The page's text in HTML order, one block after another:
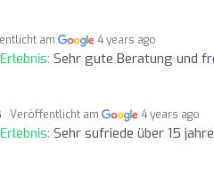
am 4 years ago
Sehr gute Beratung und
Veröffentlicht am 4 years ago
Sehr sufriede über 15